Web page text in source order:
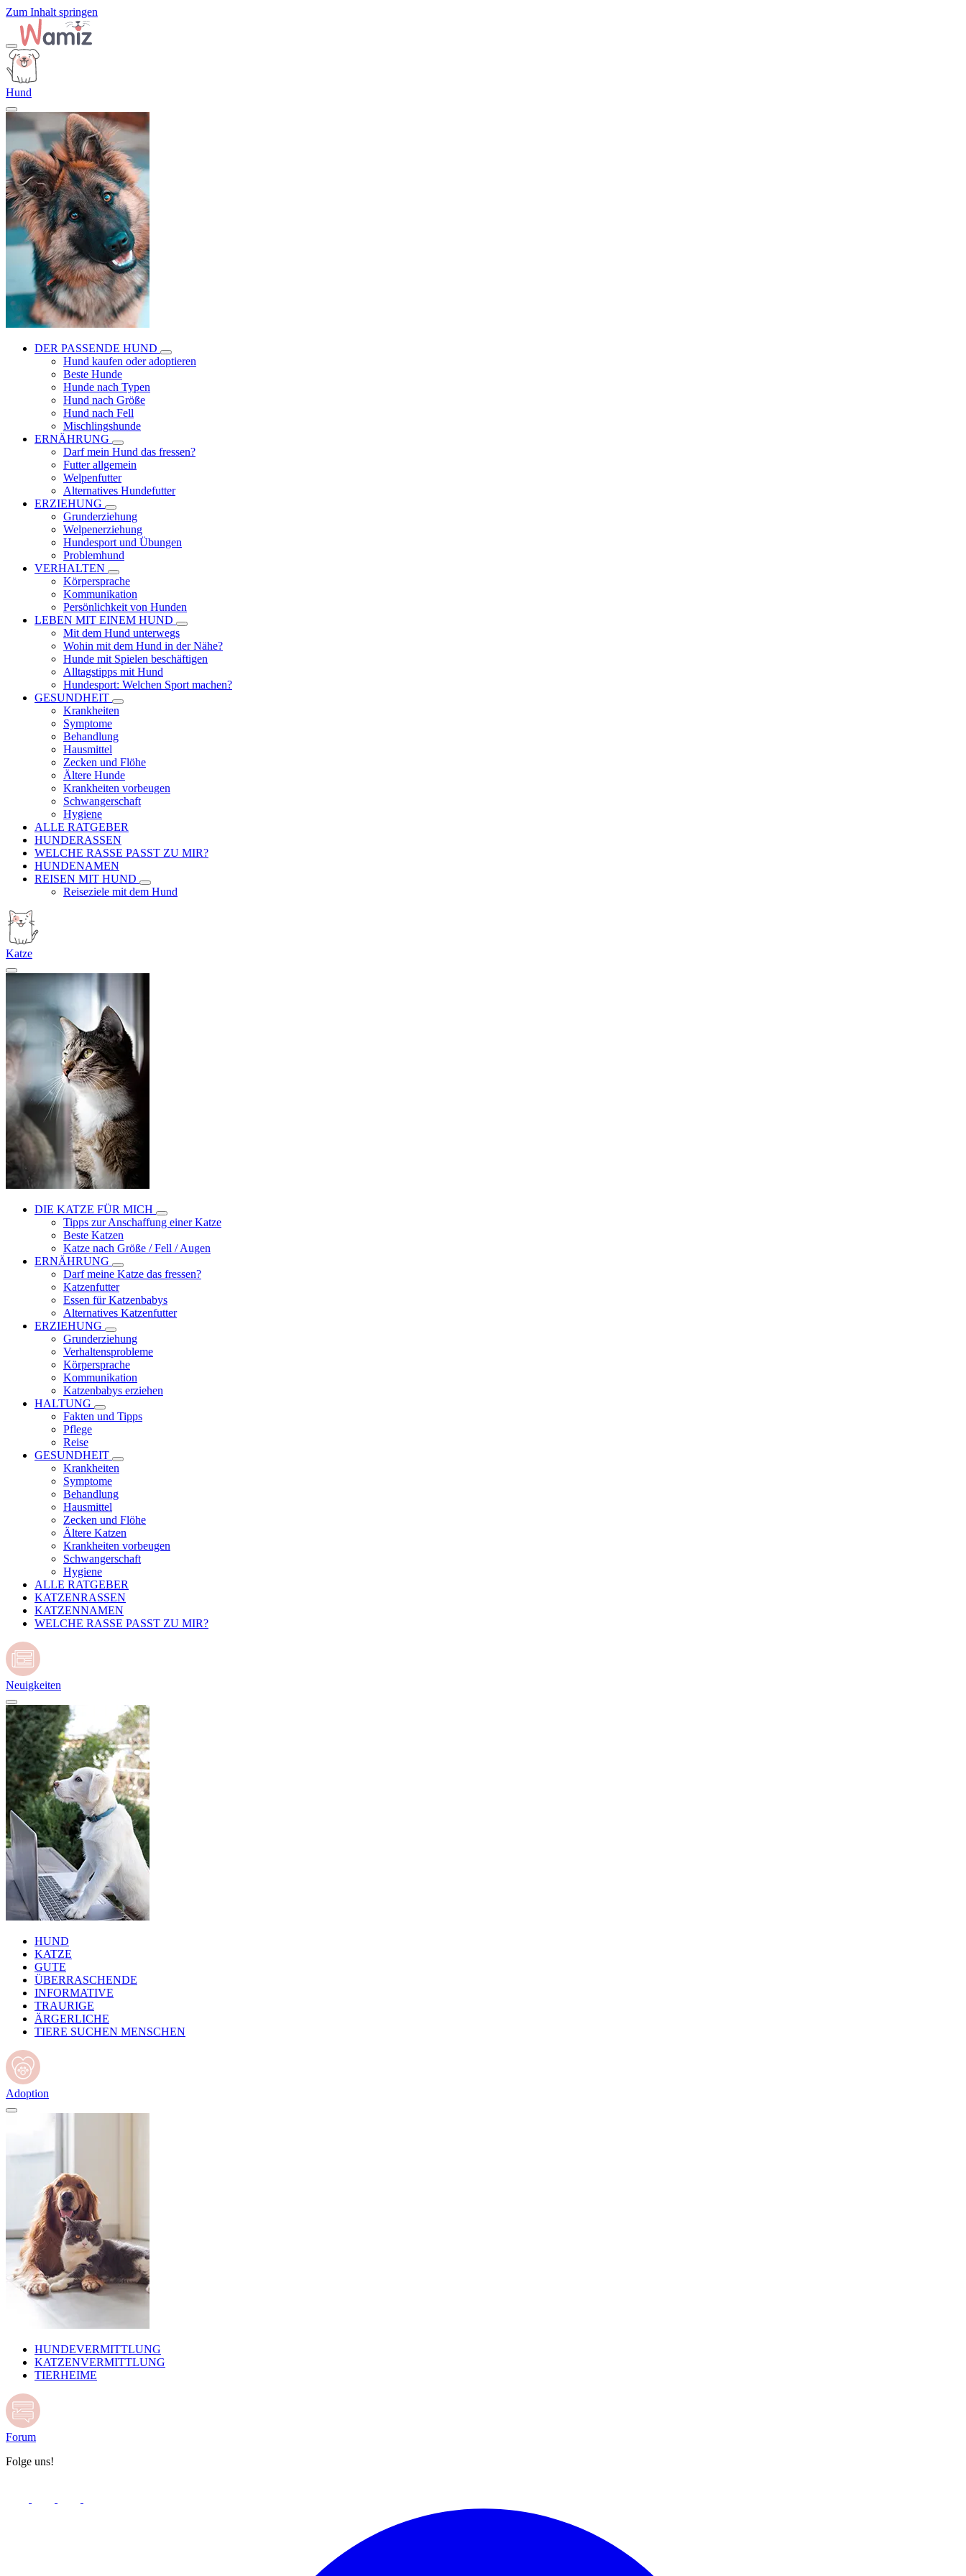
Zum Inhalt springen
Hund
DER PASSENDE HUND
Hund kaufen oder adoptieren
Beste Hunde
Hunde nach Typen
Hund nach Größe
Hund nach Fell
Mischlingshunde
ERNÄHRUNG
Darf mein Hund das fressen?
Futter allgemein
Welpenfutter
Alternatives Hundefutter
ERZIEHUNG
Grunderziehung
Welpenerziehung
Hundesport und Übungen
Problemhund
VERHALTEN
Körpersprache
Kommunikation
Persönlichkeit von Hunden
LEBEN MIT EINEM HUND
Mit dem Hund unterwegs
Wohin mit dem Hund in der Nähe?
Hunde mit Spielen beschäftigen
Alltagstipps mit Hund
Hundesport: Welchen Sport machen?
GESUNDHEIT
Krankheiten
Symptome
Behandlung
Hausmittel
Zecken und Flöhe
Ältere Hunde
Krankheiten vorbeugen
Schwangerschaft
Hygiene
ALLE RATGEBER
HUNDERASSEN
WELCHE RASSE PASST ZU MIR?
HUNDENAMEN
REISEN MIT HUND
Reiseziele mit dem Hund
Katze
DIE KATZE FÜR MICH
Tipps zur Anschaffung einer Katze
Beste Katzen
Katze nach Größe / Fell / Augen
ERNÄHRUNG
Darf meine Katze das fressen?
Katzenfutter
Essen für Katzenbabys
Alternatives Katzenfutter
ERZIEHUNG
Grunderziehung
Verhaltensprobleme
Körpersprache
Kommunikation
Katzenbabys erziehen
HALTUNG
Fakten und Tipps
Pflege
Reise
GESUNDHEIT
Krankheiten
Symptome
Behandlung
Hausmittel
Zecken und Flöhe
Ältere Katzen
Krankheiten vorbeugen
Schwangerschaft
Hygiene
ALLE RATGEBER
KATZENRASSEN
KATZENNAMEN
WELCHE RASSE PASST ZU MIR?
Neuigkeiten
HUND
KATZE
GUTE
ÜBERRASCHENDE
INFORMATIVE
TRAURIGE
ÄRGERLICHE
TIERE SUCHEN MENSCHEN
Adoption
HUNDEVERMITTLUNG
KATZENVERMITTLUNG
TIERHEIME
Forum
Folge uns!